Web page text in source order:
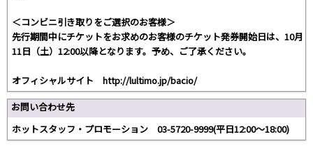
＜コンビニ引き取りをご選択のお客様＞
先行期間中にチケットをお求めのお客様のチケット発券開始日は、10月
11日（土）12:00以降となります。予め、ご了承ください。
オフィシャルサイト http://lultimo.jp/bacio/
お問い合わせ先
ホットスタッフ・プロモーション 03-5720-9999(平日12:00〜18:00)